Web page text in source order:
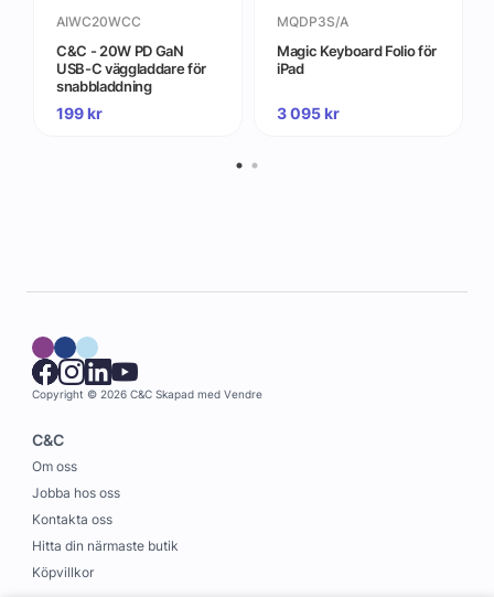
AIWC20WCC
C&C - 20W PD GaN
USB-C väggladdare för
snabbladdning
199kr
MQDP3S/A
Magic Keyboard Folio för
iPad
3 095kr
Copyright © 2026 C&C Skapad med Vendre
C&C
Om oss
Jobba hos oss
Kontakta oss
Hitta din närmaste butik
Köpvillkor